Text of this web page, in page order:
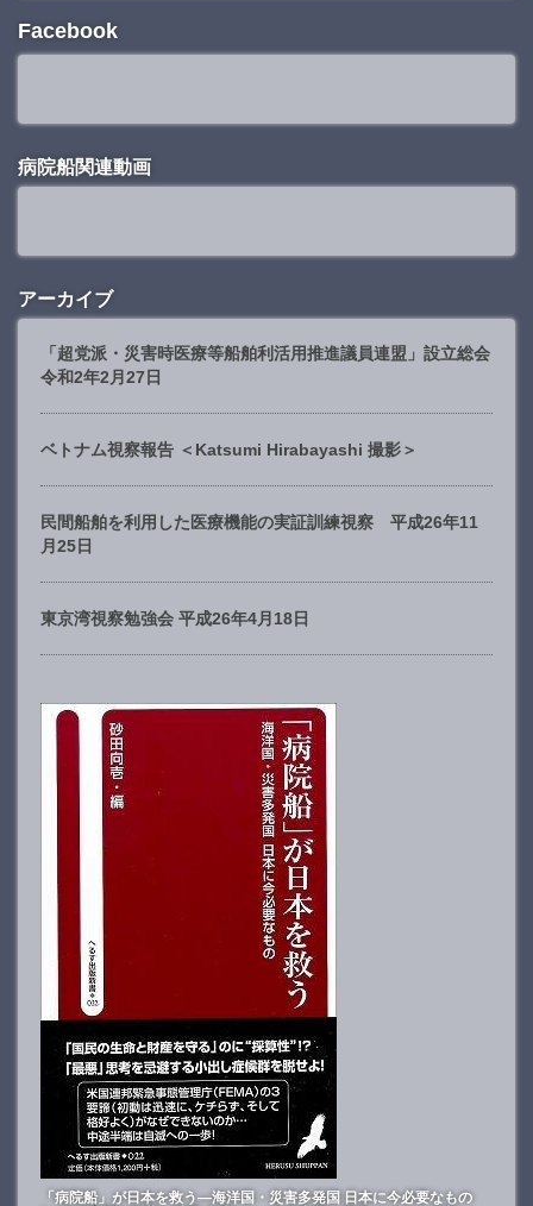
Facebook
病院船関連動画
アーカイブ
「超党派・災害時医療等船舶利活用推進議員連盟」設立総会
令和2年2月27日
ベトナム視察報告 ＜Katsumi Hirabayashi 撮影＞
民間船舶を利用した医療機能の実証訓練視察 平成26年11
月25日
東京湾視察勉強会 平成26年4月18日
「病院船」が日本を救う―海洋国・災害多発国 日本に今必要なもの